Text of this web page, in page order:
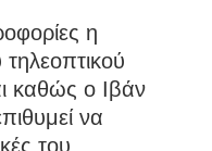
η
καθώς ο Ιβάν
να
του